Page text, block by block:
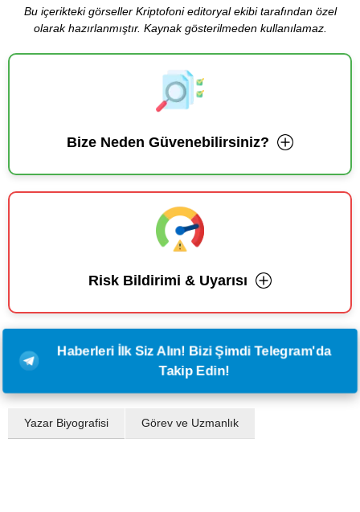
Bu içerikteki görseller Kriptofoni editoryal ekibi tarafından özel
olarak hazırlanmıştır. Kaynak gösterilmeden kullanılamaz.
Bize Neden Güvenebilirsiniz?
Risk Bildirimi & Uyarısı
Haberleri İlk Siz Alın! Bizi Şimdi Telegram'da
Takip Edin!
Yazar Biyografisi Görev ve Uzmanlık